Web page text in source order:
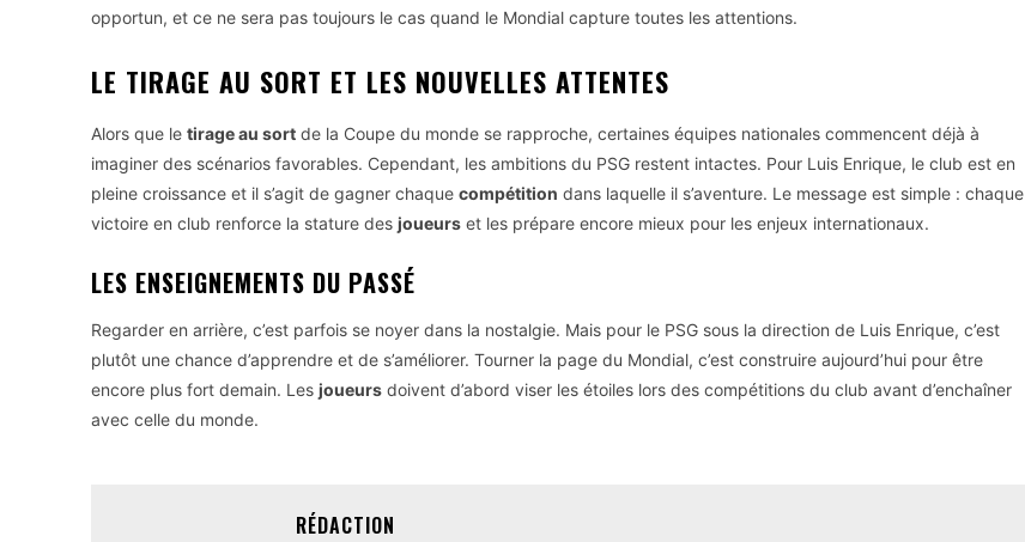
opportun, et ce ne sera pas toujours le cas quand le Mondial capture toutes les attentions.
LE TIRAGE AU SORT ET LES NOUVELLES ATTENTES
Alors que le tirage au sort de la Coupe du monde se rapproche, certaines équipes nationales commencent déjà à
imaginer des scénarios favorables. Cependant, les ambitions du PSG restent intactes. Pour Luis Enrique, le club est en
pleine croissance et il s’agit de gagner chaque compétition dans laquelle il s’aventure. Le message est simple : chaque
victoire en club renforce la stature des joueurs et les prépare encore mieux pour les enjeux internationaux.
LES ENSEIGNEMENTS DU PASSÉ
Regarder en arrière, c’est parfois se noyer dans la nostalgie. Mais pour le PSG sous la direction de Luis Enrique, c’est
plutôt une chance d’apprendre et de s’améliorer. Tourner la page du Mondial, c’est construire aujourd’hui pour être
encore plus fort demain. Les joueurs doivent d’abord viser les étoiles lors des compétitions du club avant d’enchaîner
avec celle du monde.
RÉDACTION